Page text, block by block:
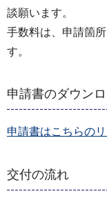
談願います。
手数料は、申請箇
す。
申請書のダウン
申請書はこちらの
交付の流れ